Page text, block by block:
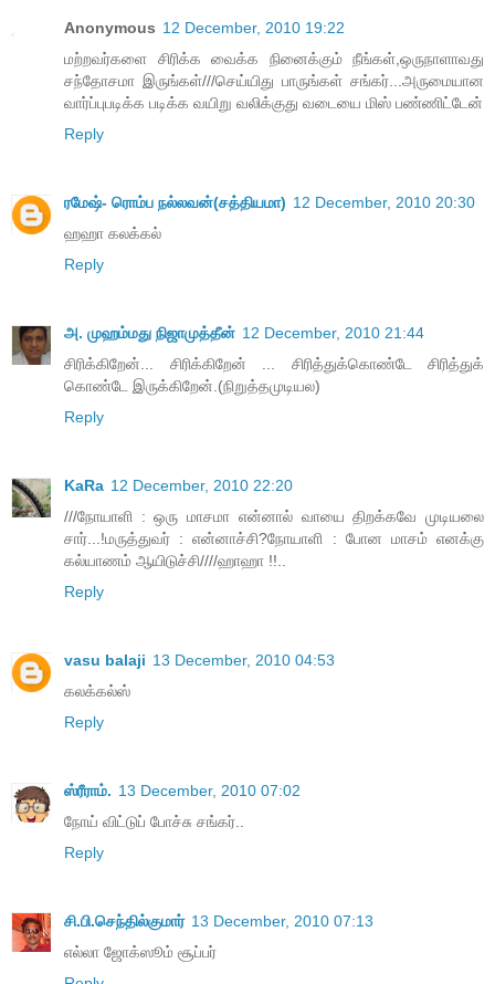
Anonymous 12 December, 2010 19:22
மற்றவர்களை சிரிக்க வைக்க நினைக்கும் நீங்கள்,ஒருநாளாவது
சந்தோசமா இருங்கள்///செய்யிது பாருங்கள் சங்கர்...அருமையான
வார்ப்புபடிக்க படிக்க வயிறு வலிக்குது வடையை மிஸ் பண்ணிட்டேன்
Reply
ரமேஷ்- ரொம்ப நல்லவன்(சத்தியமா) 12 December, 2010 20:30
ஹஹா கலக்கல்
Reply
அ. முஹம்மது நிஜாமுத்தீன் 12 December, 2010 21:44
சிரிக்கிறேன்... சிரிக்கிறேன் ... சிரித்துக்கொண்டே சிரித்துக்
கொண்டே இருக்கிறேன்.(நிறுத்தமுடியல)
Reply
KaRa 12 December, 2010 22:20
///நோயாளி : ஒரு மாசமா என்னால் வாயை திறக்கவே முடியலை
சார்...!மருத்துவர் : என்னாச்சி?நோயாளி : போன மாசம் எனக்கு
கல்யாணம் ஆயிடுச்சி////ஹாஹா !!..
Reply
vasu balaji 13 December, 2010 04:53
கலக்கல்ஸ்
Reply
ஸ்ரீராம். 13 December, 2010 07:02
நோய் விட்டுப் போச்சு சங்கர்..
Reply
சி.பி.செந்தில்குமார் 13 December, 2010 07:13
எல்லா ஜோக்ஸூம் சூப்பர்